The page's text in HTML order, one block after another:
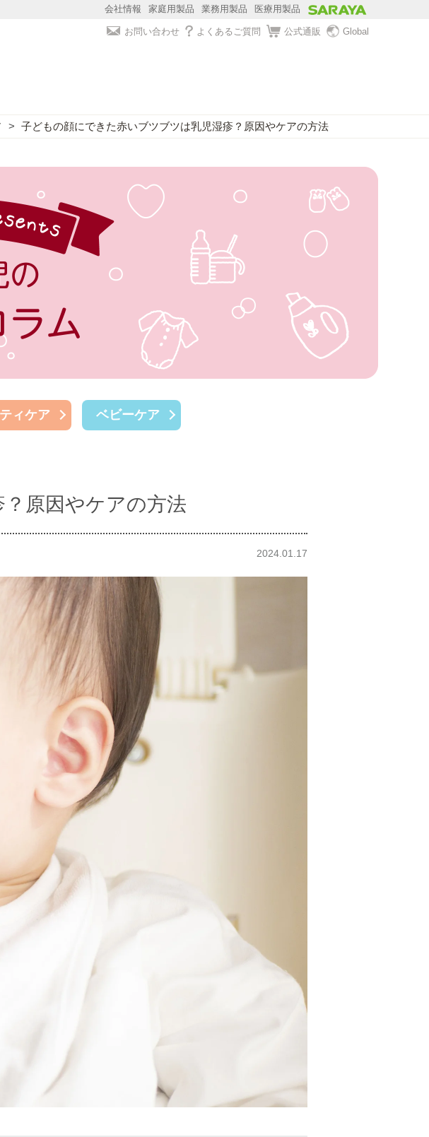
医療用製品
業務用製品
家庭用製品
会社情報
お問い合わせ よくあるご質問 公式通販 Global
子どもの顔にできた赤いブツブツは乳児湿疹？原因やケアの方法
ィケア ベビーケア
原因やケアの方法
2024.01.17